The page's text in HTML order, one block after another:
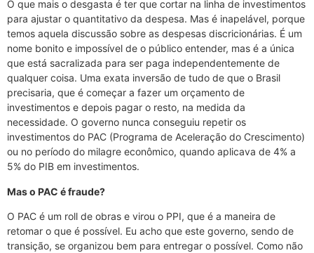
O que mais o desgasta é ter que cortar na linha de investimentos
para ajustar o quantitativo da despesa. Mas é inapelável, porque
temos aquela discussão sobre as despesas discricionárias. É um
nome bonito e impossível de o público entender, mas é a única
que está sacralizada para ser paga independentemente de
qualquer coisa. Uma exata inversão de tudo de que o Brasil
precisaria, que é começar a fazer um orçamento de
investimentos e depois pagar o resto, na medida da
necessidade. O governo nunca conseguiu repetir os
investimentos do PAC (Programa de Aceleração do Crescimento)
ou no período do milagre econômico, quando aplicava de 4% a
5% do PIB em investimentos.
Mas o PAC é fraude?
O PAC é um roll de obras e virou o PPI, que é a maneira de
retomar o que é possível. Eu acho que este governo, sendo de
transição, se organizou bem para entregar o possível. Como não